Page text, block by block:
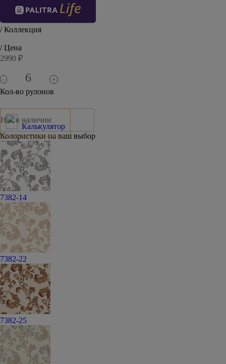
/ Коллекция
/ Цена
2990 ₽
- +
Кол-во рулонов
Калькулятор
Нет в наличии
Колористики на ваш выбор
7382-14
7382-22
7382-25